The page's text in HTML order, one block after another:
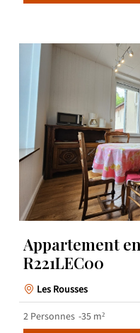
Appartement
R221LEC00
Les Rousses
2 Personnes 35 m²